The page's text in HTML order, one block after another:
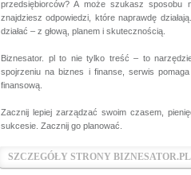
przedsiębiorców? A może szukasz sposobu
znajdziesz odpowiedzi, które naprawdę
działać – z głową, planem i skutecznością.
Biznesator. pl to nie tylko treść – to
spojrzeniu na biznes i finanse, serwis
finansową.
Zacznij lepiej zarządzać swoim czasem,
sukcesie. Zacznij go planować.
SZCZEGÓŁY STRONY